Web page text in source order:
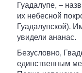
Гуадалупе, –
их небесной
Гуадалупской).
увидели ананас.
Безусловно,
единственным